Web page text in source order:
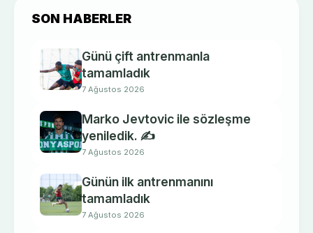
SON HABERLER
Günü çift antrenmanla
tamamladık
7 Ağustos 2026
Marko Jevtovic ile sözleşme
yeniledik. ✍️
7 Ağustos 2026
Günün ilk antrenmanını
tamamladık
7 Ağustos 2026